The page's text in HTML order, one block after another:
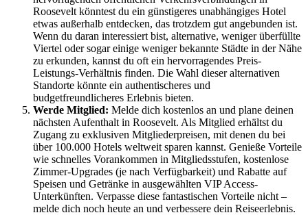
Roosevelt könntest du ein günstigeres unabhängiges Hotel
etwas außerhalb entdecken, das trotzdem gut angebunden ist.
Wenn du daran interessiert bist, alternative, weniger überfüllte
Viertel oder sogar einige weniger bekannte Städte in der Nähe
zu erkunden, kannst du oft ein hervorragendes Preis-
Leistungs-Verhältnis finden. Die Wahl dieser alternativen
Standorte könnte ein authentischeres und
budgetfreundlicheres Erlebnis bieten.
Werde Mitglied: Melde dich kostenlos an und plane deinen
nächsten Aufenthalt in Roosevelt. Als Mitglied erhältst du
Zugang zu exklusiven Mitgliederpreisen, mit denen du bei
über 100.000 Hotels weltweit sparen kannst. Genieße Vorteile
wie schnelles Vorankommen in Mitgliedsstufen, kostenlose
Zimmer-Upgrades (je nach Verfügbarkeit) und Rabatte auf
Speisen und Getränke in ausgewählten VIP Access-
Unterkünften. Verpasse diese fantastischen Vorteile nicht –
melde dich noch heute an und verbessere dein Reiseerlebnis.